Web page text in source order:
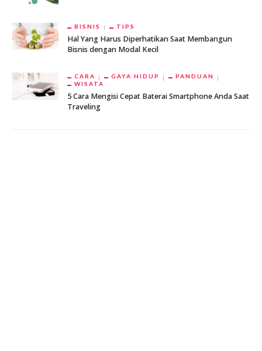
BISNIS TIPS
Hal Yang Harus Diperhatikan Saat Membangun
Bisnis dengan Modal Kecil
CARA GAYA HIDUP
PANDUAN
WISATA
5 Cara Mengisi Cepat Baterai Smartphone Anda Saat
Traveling